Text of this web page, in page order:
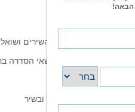
המקריאה את הסיפורים והשירים
התשובות
5. 2 דיסקים עם -22 סרטי אנימציה על נושאי
פיני הפינגווין במלל ובשיר